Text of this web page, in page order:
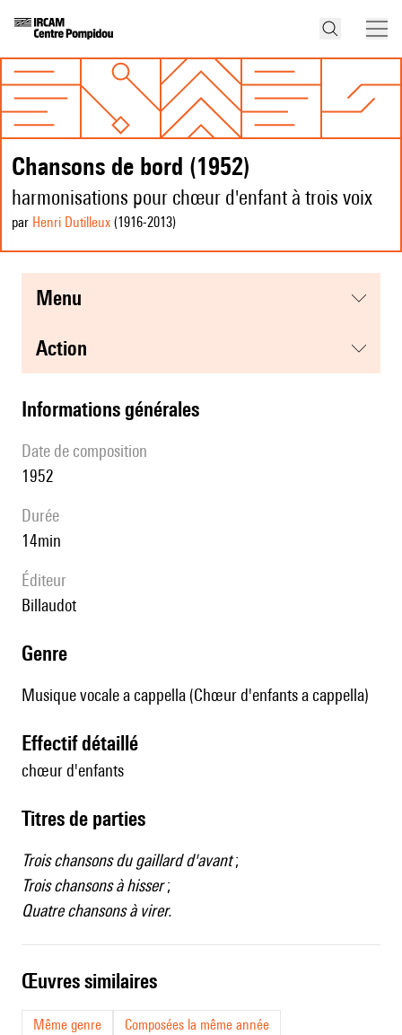
Chansons de bord (1952)
harmonisations pour chœur d'enfant à trois voix
par Henri Dutilleux (1916-2013)
menu
action
informations générales
date de composition
1952
durée
14min
éditeur
Billaudot
genre
Musique vocale a cappella (Chœur d'enfants a cappella)
effectif détaillé
chœur d'enfants
Titres de parties
Trois chansons du gaillard d'avant;
Trois chansons à hisser;
Quatre chansons à virer.
œuvres similaires
Même genre
Composées la même année